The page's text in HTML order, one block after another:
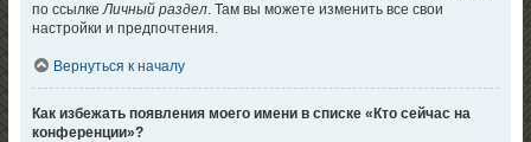
по ссылкеЛичный раздел. Там вы можете изменить все свои
настройки и предпочтения.
Вернуться к началу
Как избежать появления моего имени в списке «Кто сейчас на
конференции»?